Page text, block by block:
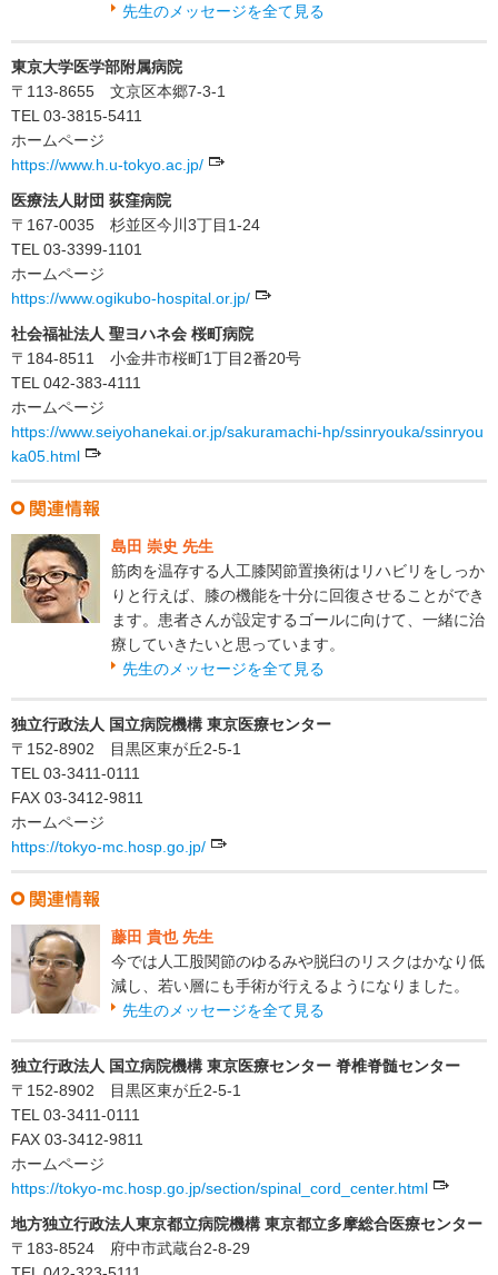
先生のメッセージを全て見る
東京大学医学部附属病院
〒113-8655 文京区本郷7-3-1
TEL 03-3815-5411
ホームページ
https://www.h.u-tokyo.ac.jp/
医療法人財団 荻窪病院
〒167-0035 杉並区今川3丁目1-24
TEL 03-3399-1101
ホームページ
https://www.ogikubo-hospital.or.jp/
社会福祉法人 聖ヨハネ会 桜町病院
〒184-8511 小金井市桜町1丁目2番20号
TEL 042-383-4111
ホームページ
https://www.seiyohanekai.or.jp/sakuramachi-hp/ssinryouka/ssinryou
ka05.html
島田 崇史 先生
筋肉を温存する人工膝関節置換術はリハビリをしっか
りと行えば、膝の機能を十分に回復させることができ
ます。患者さんが設定するゴールに向けて、一緒に治
療していきたいと思っています。
先生のメッセージを全て見る
独立行政法人 国立病院機構 東京医療センター
〒152-8902 目黒区東が丘2-5-1
TEL 03-3411-0111
FAX 03-3412-9811
ホームページ
https://tokyo-mc.hosp.go.jp/
藤田 貴也 先生
今では人工股関節のゆるみや脱臼のリスクはかなり低
減し、若い層にも手術が行えるようになりました。
先生のメッセージを全て見る
独立行政法人 国立病院機構 東京医療センター 脊椎脊髄センター
〒152-8902 目黒区東が丘2-5-1
TEL 03-3411-0111
FAX 03-3412-9811
ホームページ
https://tokyo-mc.hosp.go.jp/section/spinal_cord_center.html
地方独立行政法人東京都立病院機構 東京都立多摩総合医療センター
〒183-8524 府中市武蔵台2-8-29